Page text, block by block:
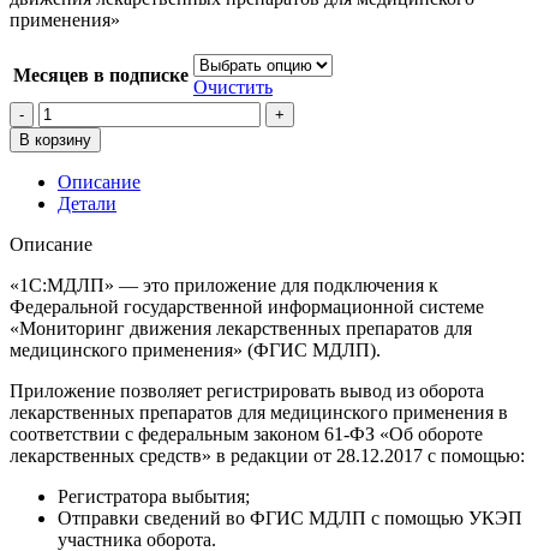
применения»
Месяцев в подписке
Очистить
Количество
товара
1С:МДЛП
В корзину
Описание
Детали
Описание
«1С:МДЛП» — это приложение для подключения к
Федеральной государственной информационной системе
«Мониторинг движения лекарственных препаратов для
медицинского применения» (ФГИС МДЛП).
Приложение позволяет регистрировать вывод из оборота
лекарственных препаратов для медицинского применения в
соответствии с федеральным законом 61-ФЗ «Об обороте
лекарственных средств» в редакции от 28.12.2017 с помощью:
Регистратора выбытия;
Отправки сведений во ФГИС МДЛП с помощью УКЭП
участника оборота.